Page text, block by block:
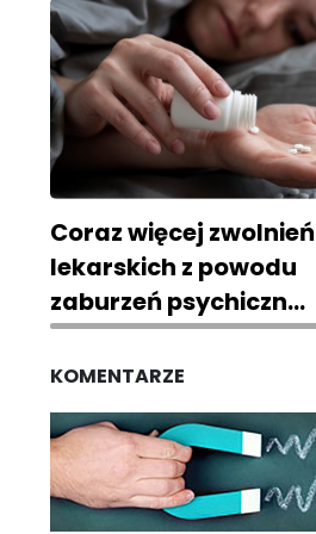
Coraz więcej zwolnień
lekarskich z powodu
zaburzeń psychiczn…
KOMENTARZE